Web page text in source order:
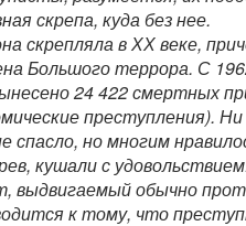
скрепа, куда без нее.
скрепляла в ХХ веке,
Большого террора. С
24 422 смертных
преступления).
спасло, но многим
кушали с
выдвигаемый обычно
к тому, что